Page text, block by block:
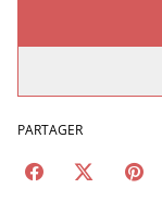
PARTAGER